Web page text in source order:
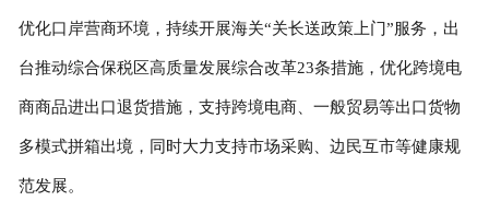
优化口岸营商环境，持续开展海关“关长送政策上门”服务，出
台推动综合保税区高质量发展综合改革23条措施，优化跨境电
商商品进出口退货措施，支持跨境电商、一般贸易等出口货物
多模式拼箱出境，同时大力支持市场采购、边民互市等健康规
范发展。